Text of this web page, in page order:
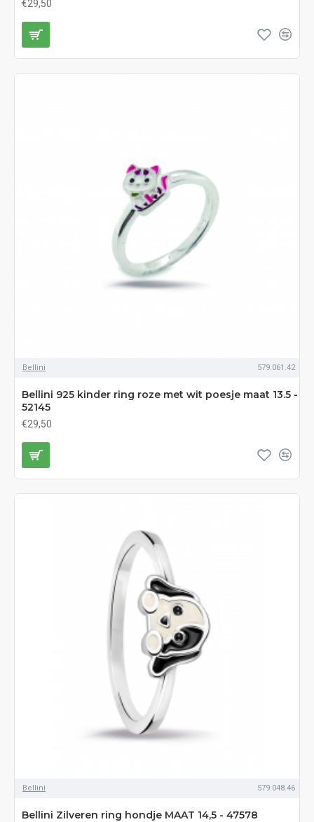
€29,50
Bellini 579.061.42
Bellini 925 kinder ring roze met wit poesje maat 13.5 -
52145
€29,50
Bellini 579.048.46
Bellini Zilveren ring hondje MAAT 14,5 - 47578